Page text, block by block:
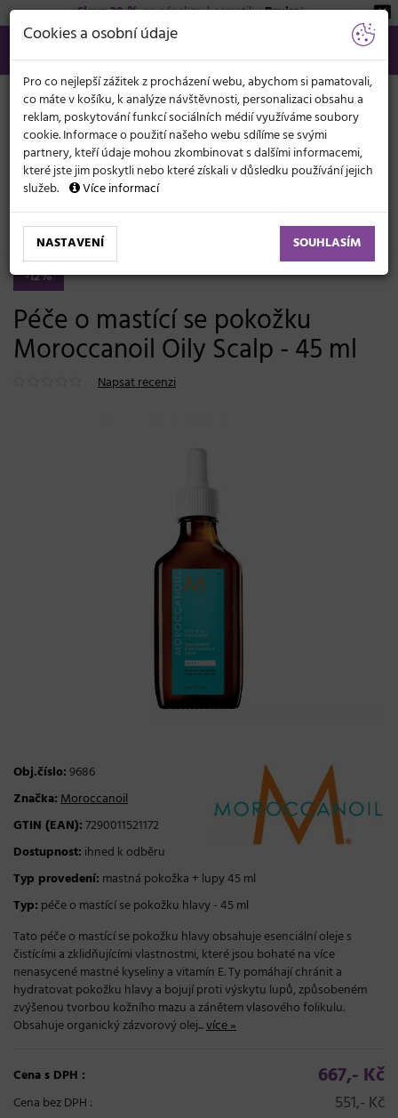
Sleva 20 %na pánskou kosmetikuBeviro!
566 440 099
info@svetkadernictvi.cz
Po−pá: 8−17
Vše o nákupu Kč
KATEGORIE
MENU
Vlasová kosmetika
Masky a péče
Lupy a problematika pokožky
-12%
Péče o mastící se pokožku
Moroccanoil Oily Scalp - 45 ml
Napsat recenzi
Obj.číslo:9686
Značka:Moroccanoil
GTIN (EAN):7290011521172
Dostupnost: ihned k odběru
Typ provedení: mastná pokožka + lupy 45 ml
Typ: péče o mastící se pokožku hlavy - 45 ml
Tato péče o mastící se pokožku hlavy obsahuje esenciální oleje s
čistícími a zklidňujícími vlastnostmi, které jsou bohaté na více
nenasycené mastné kyseliny a vitamín E. Ty pomáhají chránit a
hydratovat pokožku hlavy a bojují proti výskytu lupů, způsobeném
zvýšenou tvorbou kožního mazu a zánětem vlasového folikulu.
Obsahuje organický zázvorový olej...více »
Cena s DPH : 667,- Kč
Cena bez DPH : 551,- Kč
Cookies a osobní údaje
Pro co nejlepší zážitek z procházení webu, abychom si pamatovali,
co máte v košíku, k analýze návštěvnosti, personalizaci obsahu a
reklam, poskytování funkcí sociálních médií využíváme soubory
cookie. Informace o použití našeho webu sdílíme se svými
partnery, kteří údaje mohou zkombinovat s dalšími informacemi,
které jste jim poskytli nebo které získali v důsledku používání jejich
služeb.
Více informací
NASTAVENÍ SOUHLASÍM